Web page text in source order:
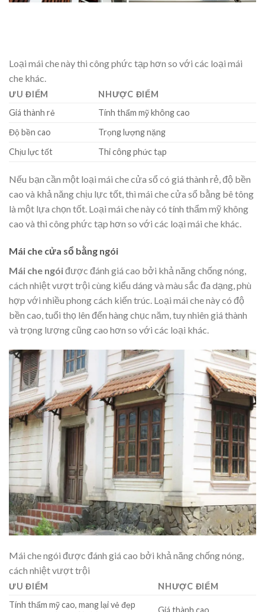
Loại mái che này thi công phức tạp hơn so với các loại mái
che khác.
ƯU ĐIỂM
NHƯỢC ĐIỂM
Giá thành rẻ
Tính thẩm mỹ không cao
Độ bền cao
Trọng lượng nặng
Chịu lực tốt
Thi công phức tạp
Nếu bạn cần một loại mái che cửa sổ có giá thành rẻ, độ bền
cao và khả năng chịu lực tốt, thì mái che cửa sổ bằng bê tông
là một lựa chọn tốt. Loại mái che này có tính thẩm mỹ không
cao và thi công phức tạp hơn so với các loại mái che khác.
Mái che cửa sổ bằng ngói
Mái che ngóiđược đánh giá cao bởi khả năng chống nóng,
cách nhiệt vượt trội cùng kiểu dáng và màu sắc đa dạng, phù
hợp với nhiều phong cách kiến trúc. Loại mái che này có độ
bền cao, tuổi thọ lên đến hàng chục năm, tuy nhiên giá thành
và trọng lượng cũng cao hơn so với các loại khác.
Mái che ngói được đánh giá cao bởi khả năng chống nóng,
cách nhiệt vượt trội
ƯU ĐIỂM
NHƯỢC ĐIỂM
Tính thẩm mỹ cao, mang lại vẻ đẹp